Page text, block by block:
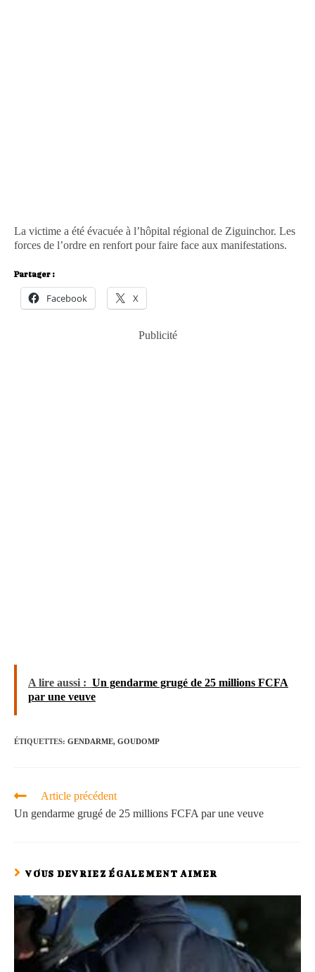
La victime a été évacuée à l’hôpital régional de Ziguinchor. Les
forces de l’ordre en renfort pour faire face aux manifestations.
Partager :
Facebook X
Publicité
A lire aussi : Un gendarme grugé de 25 millions FCFA
par une veuve
ÉTIQUETTES: GENDARME, GOUDOMP
Article précédent
Un gendarme grugé de 25 millions FCFA par une veuve
VOUS DEVRIEZ ÉGALEMENT AIMER